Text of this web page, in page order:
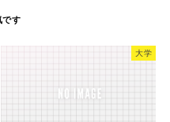
大学